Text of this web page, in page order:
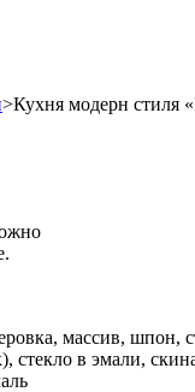
>Кухня модерн стиля
массив, шпон,
стекло в эмали,